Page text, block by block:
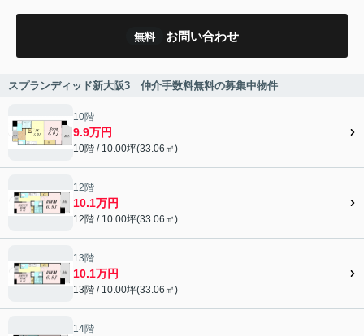
無料 お問い合わせ
スプランディッド新大阪3 仲介手数料無料の募集中物件
10階
9.9万円
10階 / 10.00坪(33.06㎡)
12階
10.1万円
12階 / 10.00坪(33.06㎡)
13階
10.1万円
13階 / 10.00坪(33.06㎡)
14階